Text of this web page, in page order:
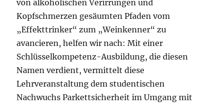
von alkoholischen Verirrungen und
Kopfschmerzen gesäumten Pfaden vom
„Effekttrinker“ zum „Weinkenner“ zu
avancieren, helfen wir nach: Mit einer
Schlüsselkompetenz-Ausbildung, die diesen
Namen verdient, vermittelt diese
Lehrveranstaltung dem studentischen
Nachwuchs Parkettsicherheit im Umgang mit